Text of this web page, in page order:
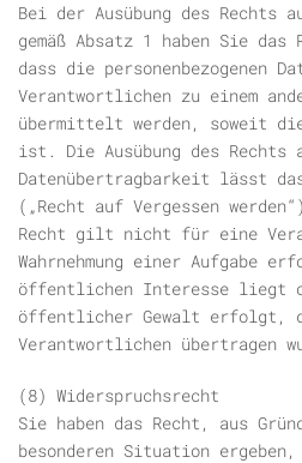
Bei der Ausübung des Rechts
gemäß Absatz 1 haben Sie
dass die personenbezogenen
Verantwortlichen zu einem
übermittelt werden, soweit
ist. Die Ausübung des Rechts
Datenübertragbarkeit lässt
(„Recht auf Vergessen
Recht gilt nicht für eine
Wahrnehmung einer Aufgabe
öffentlichen Interesse liegt
öffentlicher Gewalt erfolgt,
Verantwortlichen übertragen
(8) Widerspruchsrecht
Sie haben das Recht, aus
besonderen Situation